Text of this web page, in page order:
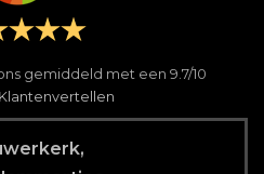
gemiddeld met een 9.7/10